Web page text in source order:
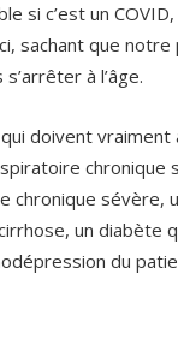
si c’est un
sachant que notre
à l’âge.
doivent vraiment
chronique
chronique sévère,
un diabète
du